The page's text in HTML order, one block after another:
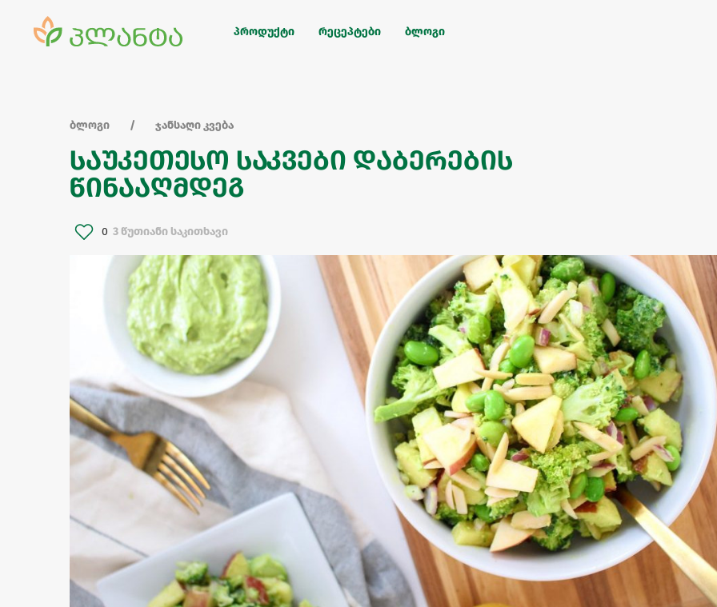
პროდუქტი რეცეპტები ბლოგი
ბლოგი ჯანსაღი კვება
საუკეთესო საკვები დაბერების
წინააღმდეგ
0 3 წუთიანი საკითხავი